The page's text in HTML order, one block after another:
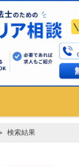
検索結果